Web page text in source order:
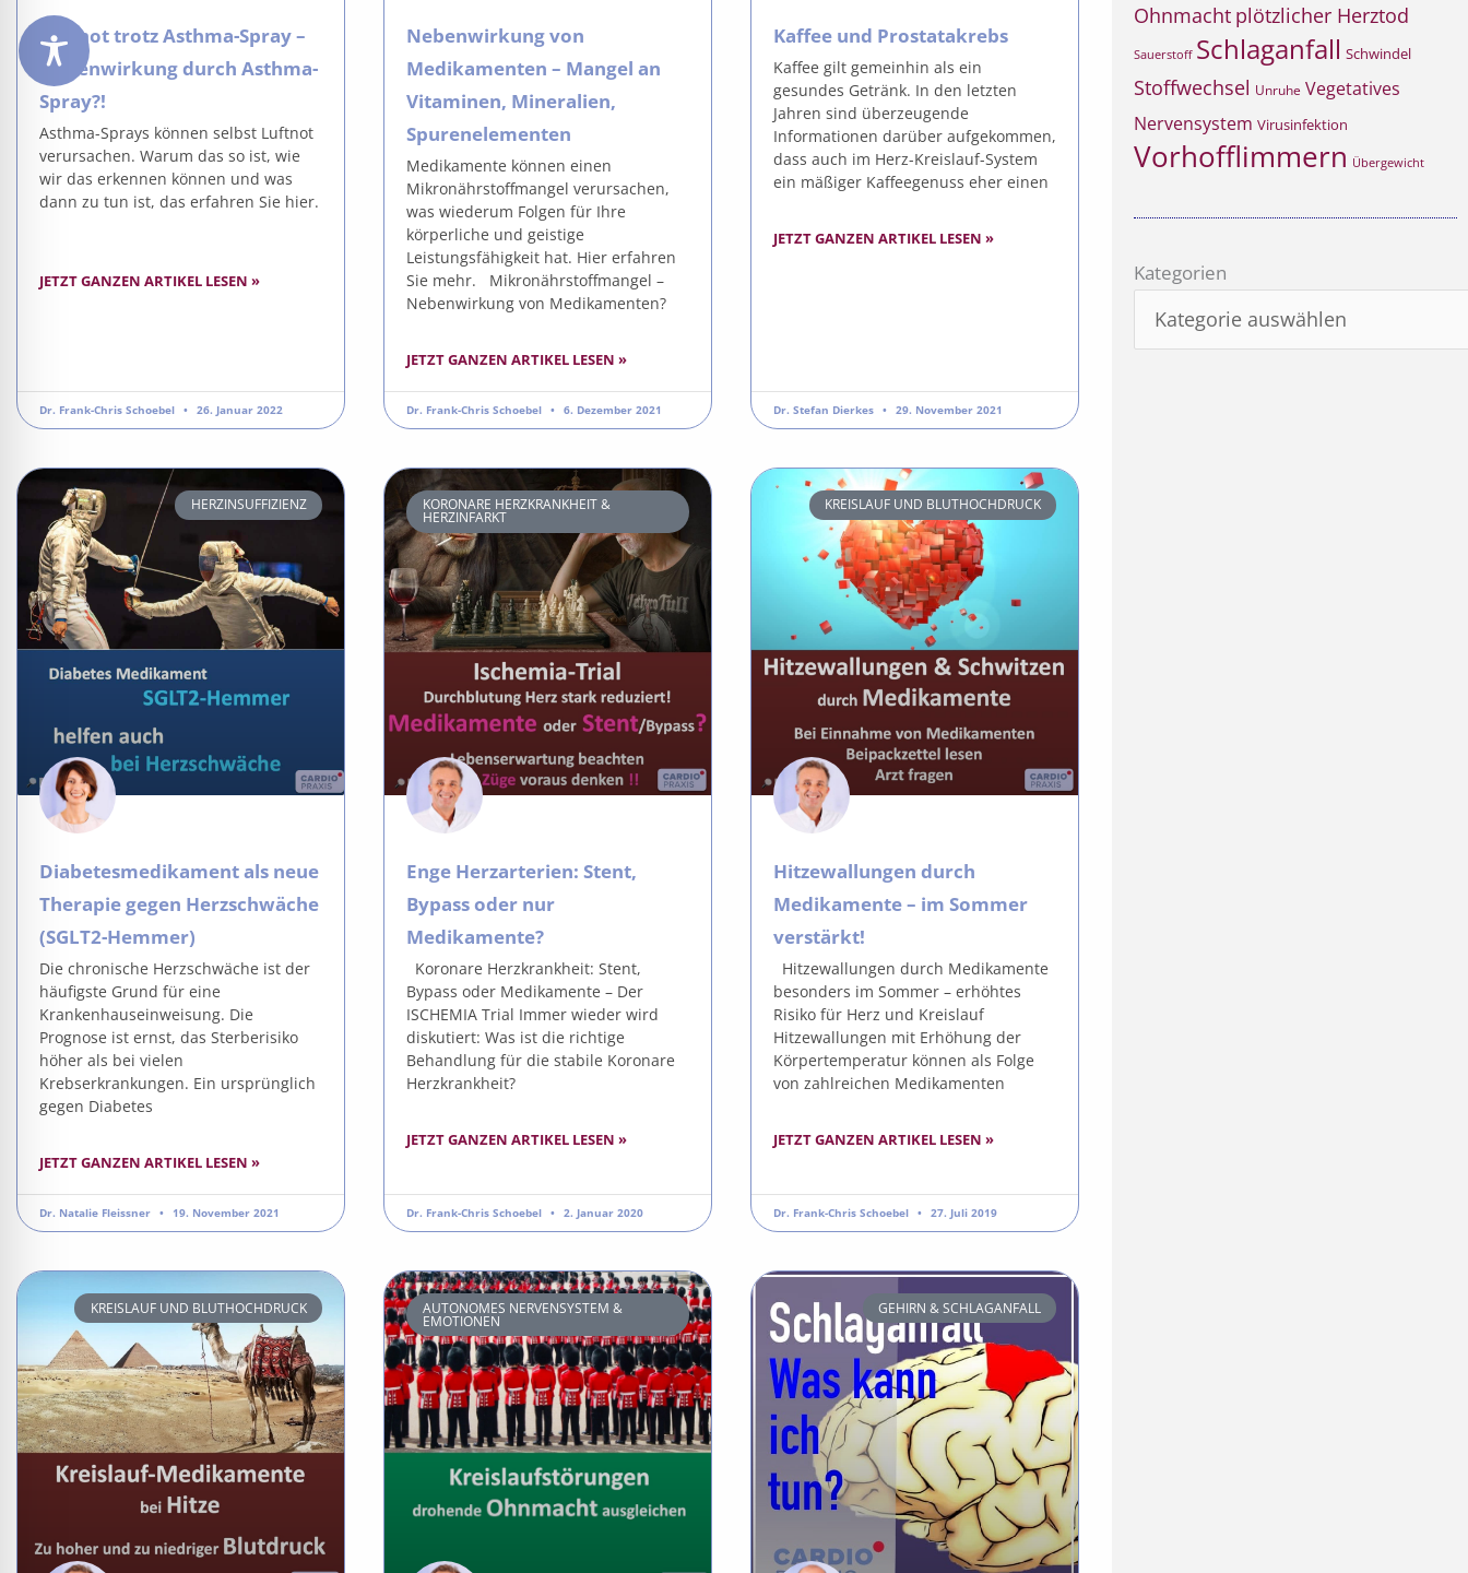
Luftnot trotz Asthma-Spray –
Nebenwirkung durch Asthma-
Spray?!
Asthma-Sprays können selbst Luftnot
verursachen. Warum das so ist, wie
wir das erkennen können und was
dann zu tun ist, das erfahren Sie hier.
JETZT GANZEN ARTIKEL LESEN »
Dr. Frank-Chris Schoebel 26. Januar 2022
Nebenwirkung von
Medikamenten – Mangel an
Vitaminen, Mineralien,
Spurenelementen
Medikamente können einen
Mikronährstoffmangel verursachen,
was wiederum Folgen für Ihre
körperliche und geistige
Leistungsfähigkeit hat. Hier erfahren
Sie mehr. Mikronährstoffmangel –
Nebenwirkung von Medikamenten?
JETZT GANZEN ARTIKEL LESEN »
Dr. Frank-Chris Schoebel 6. Dezember 2021
Kaffee und Prostatakrebs
Kaffee gilt gemeinhin als ein
gesundes Getränk. In den letzten
Jahren sind überzeugende
Informationen darüber aufgekommen,
dass auch im Herz-Kreislauf-System
ein mäßiger Kaffeegenuss eher einen
JETZT GANZEN ARTIKEL LESEN »
Dr. Stefan Dierkes 29. November 2021
HERZINSUFFIZIENZ
Diabetesmedikament als neue
Therapie gegen Herzschwäche
(SGLT2-Hemmer)
Die chronische Herzschwäche ist der
häufigste Grund für eine
Krankenhauseinweisung. Die
Prognose ist ernst, das Sterberisiko
höher als bei vielen
Krebserkrankungen. Ein ursprünglich
gegen Diabetes
JETZT GANZEN ARTIKEL LESEN »
Dr. Natalie Fleissner 19. November 2021
KORONARE HERZKRANKHEIT &
HERZINFARKT
Enge Herzarterien: Stent,
Bypass oder nur
Medikamente?
Koronare Herzkrankheit: Stent,
Bypass oder Medikamente – Der
ISCHEMIA Trial Immer wieder wird
diskutiert: Was ist die richtige
Behandlung für die stabile Koronare
Herzkrankheit?
JETZT GANZEN ARTIKEL LESEN »
Dr. Frank-Chris Schoebel 2. Januar 2020
KREISLAUF UND BLUTHOCHDRUCK
Hitzewallungen durch
Medikamente – im Sommer
verstärkt!
Hitzewallungen durch Medikamente
besonders im Sommer – erhöhtes
Risiko für Herz und Kreislauf
Hitzewallungen mit Erhöhung der
Körpertemperatur können als Folge
von zahlreichen Medikamenten
JETZT GANZEN ARTIKEL LESEN »
Dr. Frank-Chris Schoebel 27. Juli 2019
KREISLAUF UND BLUTHOCHDRUCK AUTONOMES NERVENSYSTEM &
EMOTIONEN
GEHIRN & SCHLAGANFALL
Ohnmacht plötzlicher Herztod
Sauerstoff Schlaganfall Schwindel
Stoffwechsel Unruhe Vegetatives
Nervensystem Virusinfektion
Vorhofflimmern Übergewicht
Kategorien
Kategorien